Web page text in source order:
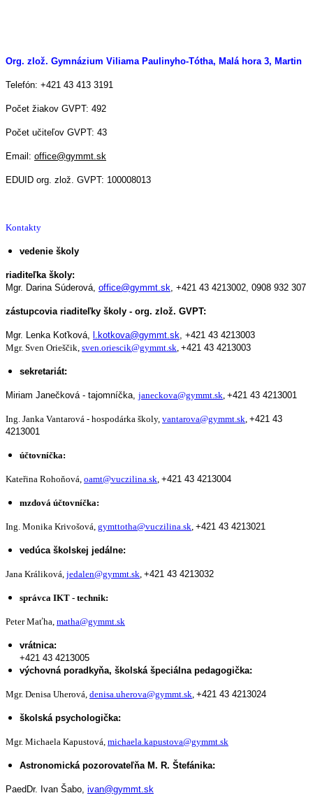
Org. zlož. Gymnázium Viliama Paulinyho-Tótha, Malá hora 3, Martin
Telefón: +421 43 413 3191
Počet žiakov GVPT: 492
Počet učiteľov GVPT: 43
Email: office@gymmt.sk
EDUID org. zlož. GVPT: 100008013
Kontakty
vedenie školy
riaditeľka školy:
Mgr. Darina Súderová, office@gymmt.sk, +421 43 4213002, 0908 932 307
zástupcovia riaditeľky školy - org. zlož. GVPT:
Mgr. Lenka Koťková, l.kotkova@gymmt.sk, +421 43 4213003
Mgr. Sven Orieščik, sven.oriescik@gymmt.sk, +421 43 4213003
sekretariát:
Miriam Janečková - tajomníčka, janeckova@gymmt.sk, +421 43 4213001
Ing. Janka Vantarová - hospodárka školy, vantarova@gymmt.sk, +421 43
4213001
účtovníčka:
Kateřina Rohoňová, oamt@vuczilina.sk, +421 43 4213004
mzdová účtovníčka:
Ing. Monika Krivošová, gymttotha@vuczilina.sk, +421 43 4213021
vedúca školskej jedálne:
Jana Králiková, jedalen@gymmt.sk, +421 43 4213032
správca IKT - technik:
Peter Maťha, matha@gymmt.sk
vrátnica:
+421 43 4213005
výchovná poradkyňa, školská špeciálna pedagogička:
Mgr. Denisa Uherová, denisa.uherova@gymmt.sk, +421 43 4213024
školská psychologička:
Mgr. Michaela Kapustová, michaela.kapustova@gymmt.sk
Astronomická pozorovateľňa M. R. Štefánika:
PaedDr. Ivan Šabo, ivan@gymmt.sk